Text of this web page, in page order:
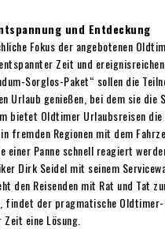
und Entdeckung
Fokus der angebotenen
Zeit und
Sorglos-Paket“ sollen die
Urlaub genießen, bei dem sie die
bietet Oldtimer Urlaubsreisen die
fremden Regionen mit dem
einer Panne schnell reagiert
Dirk Seidel mit seinem
den Reisenden mit Rat und Tat
findet der pragmatische
eine Lösung.